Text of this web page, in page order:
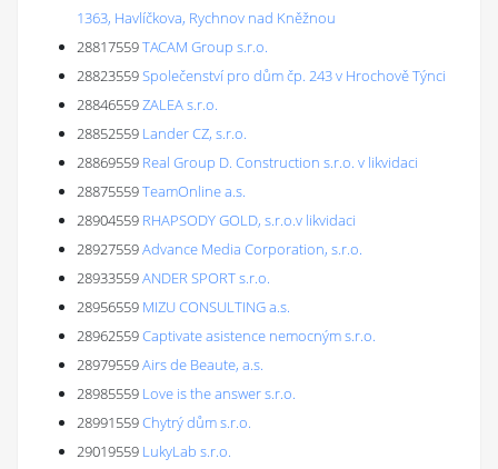
1363, Havlíčkova, Rychnov nad Kněžnou
28817559TACAM Group s.r.o.
28823559Společenství pro dům čp. 243 v Hrochově Týnci
28846559ZALEA s.r.o.
28852559 Lander CZ, s.r.o.
28869559 Real Group D. Construction s.r.o. v likvidaci
28875559TeamOnline a.s.
28904559 RHAPSODY GOLD, s.r.o.v likvidaci
28927559Advance Media Corporation, s.r.o.
28933559ANDER SPORT s.r.o.
28956559 MIZU CONSULTING a.s.
28962559Captivate asistence nemocným s.r.o.
28979559Airs de Beaute, a.s.
28985559 Love is the answer s.r.o.
28991559Chytrý dům s.r.o.
29019559 LukyLab s.r.o.